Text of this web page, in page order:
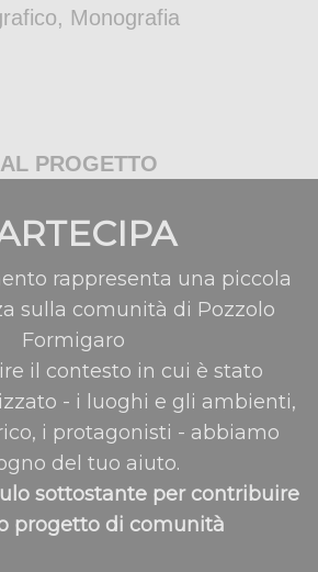
Monografia
PROGETTO
rappresenta una piccola
sulla comunità di Pozzolo
Formigaro
il contesto in cui è stato
- i luoghi e gli ambienti,
i protagonisti - abbiamo
del tuo aiuto.
sottostante per contribuire
progetto di comunità